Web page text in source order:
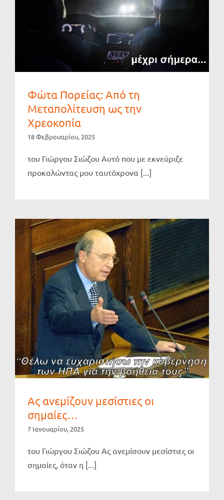
Φώτα Πορείας: Από τη
Μεταπολίτευση ως την
Χρεοκοπία
18 Φεβρουαρίου, 2025
του Γιώργου Σιώζου Αυτό που με εκνεύριζε
προκαλώντας μου ταυτόχρονα [...]
Ας ανεμίζουν μεσίστιες οι
σημαίες…
7 Ιανουαρίου, 2025
του Γιώργου Σιώζου Ας ανεμίσουν μεσίστιες οι
σημαίες, όταν η [...]